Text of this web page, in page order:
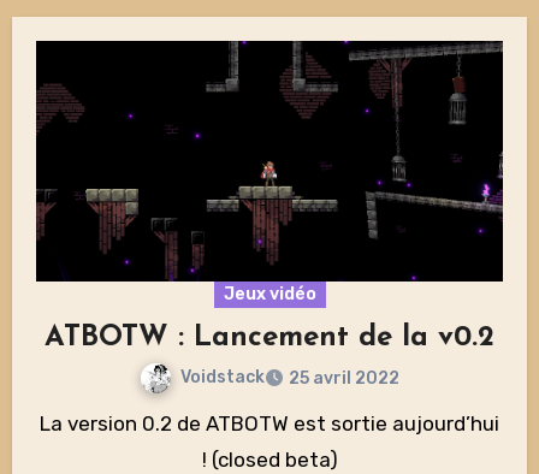
Jeux vidéo
ATBOTW : Lancement de la v0.2
Voidstack 25 avril 2022
La version 0.2 de ATBOTW est sortie aujourd’hui
! (closed beta)